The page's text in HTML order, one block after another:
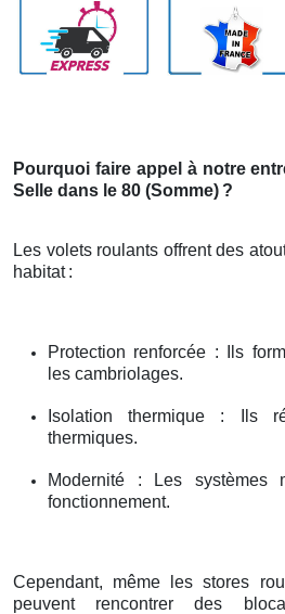
Pourquoi faire appel à notre
Selle dans le 80 (Somme) ?
Les volets roulants offrent des
habitat :
Protection renforcée : Ils
les cambriolages.
Isolation thermique : Ils
thermiques.
Modernité : Les systèmes
fonctionnement.
Cependant, même les stores
peuvent rencontrer des